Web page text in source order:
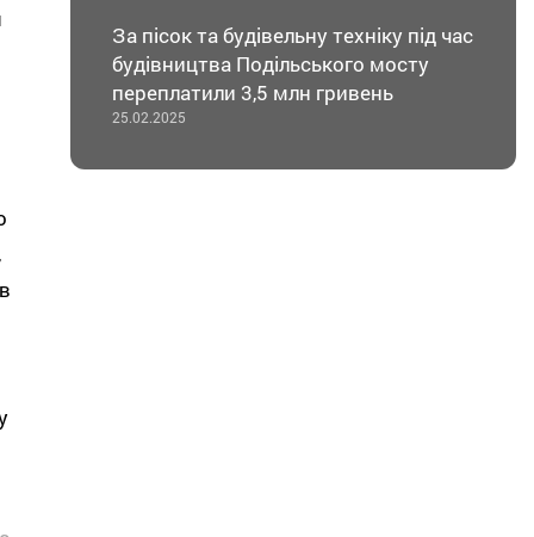
За пісок та будівельну техніку під час
будівництва Подільського мосту
переплатили 3,5 млн гривень
25.02.2025